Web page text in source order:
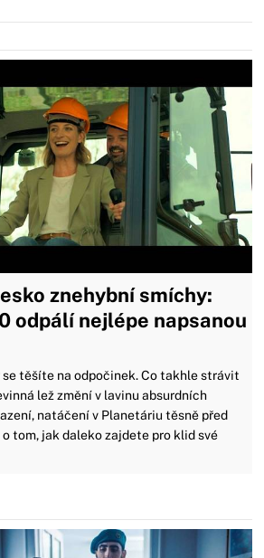
znehybní smíchy:
odpálí nejlépe napsanou
se těšíte na odpočinek. Co takhle strávit
lež změní v lavinu absurdních
natáčení v Planetáriu těsně před
tom, jak daleko zajdete pro klid své